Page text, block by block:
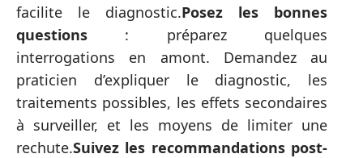
facilite le diagnostic.Posez les bonnes
questions : préparez quelques
interrogations en amont. Demandez au
praticien d’expliquer le diagnostic, les
traitements possibles, les effets secondaires
à surveiller, et les moyens de limiter une
rechute.Suivez les recommandations post-